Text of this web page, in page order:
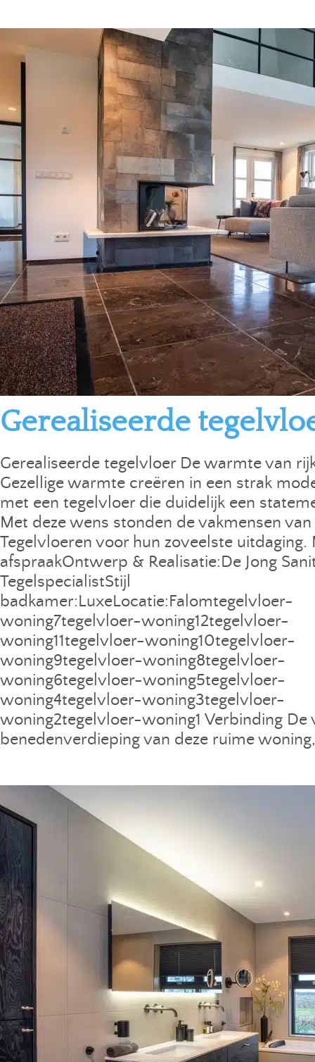
Gerealiseerde
Gerealiseerde tegelvloer De warmte van
Gezellige warmte creëren in een strak
met een tegelvloer die duidelijk een
Met deze wens stonden de vakmensen van
Tegelvloeren voor hun zoveelste uitdaging.
afspraakOntwerp & Realisatie:De Jong
TegelspecialistStijl
badkamer:LuxeLocatie:Falomtegelvloer-
woning7tegelvloer-woning12tegelvloer-
woning11tegelvloer-woning10tegelvloer-
woning9tegelvloer-woning8tegelvloer-
woning6tegelvloer-woning5tegelvloer-
woning4tegelvloer-woning3tegelvloer-
woning2tegelvloer-woning1 Verbinding De
benedenverdieping van deze ruime